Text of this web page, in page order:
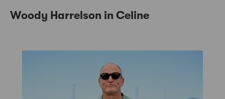
Woody Harrelson in Celine